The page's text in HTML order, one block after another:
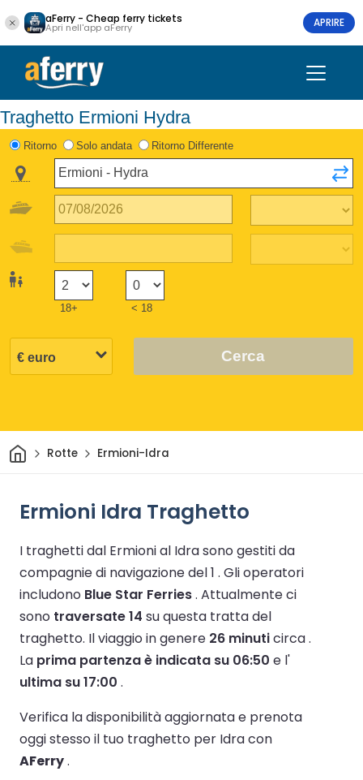
aFerry - Cheap ferry tickets
Apri nell'app aFerry APRIRE
Traghetto Ermioni Hydra
Ritorno Solo andata Ritorno Differente
18+ < 18
Cerca
CasaRotte Ermioni-Idra
Ermioni Idra Traghetto
I traghetti dal Ermioni al Idra sono gestiti da
compagnie di navigazione del 1 . Gli operatori
includono Blue Star Ferries. Attualmente ci
sono traversate 14 su questa tratta del
traghetto. Il viaggio in genere 26 minuticirca .
La prima partenza è indicata su 06:50 e l'
ultima su 17:00 .
Verifica la disponibilità aggiornata e prenota
oggi stesso il tuo traghetto per Idra con
AFerry.